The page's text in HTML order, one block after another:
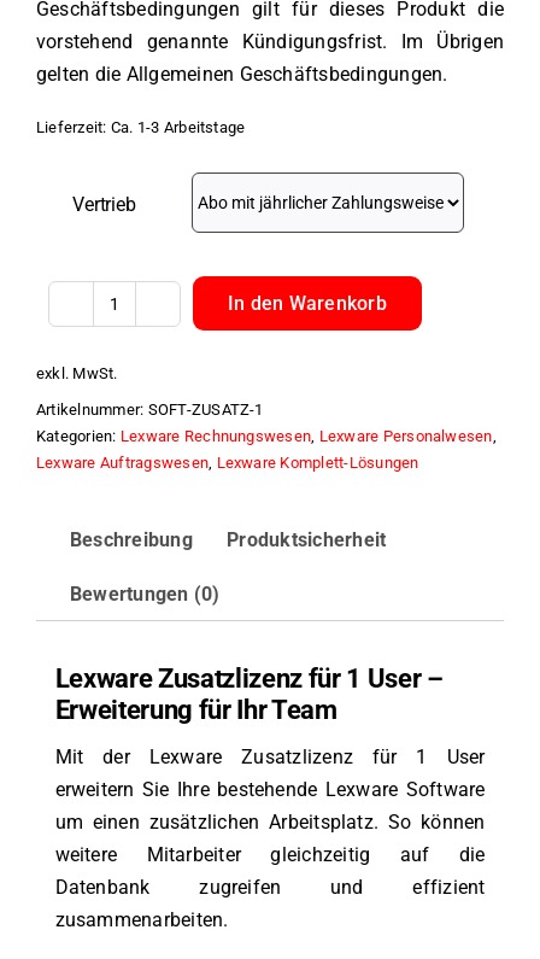
Geschäftsbedingungen gilt für dieses Produkt die
vorstehend genannte Kündigungsfrist. Im Übrigen
gelten die Allgemeinen Geschäftsbedingungen.
Lieferzeit: Ca. 1-3 Arbeitstage
Vertrieb
Lexware
für
1
User
In den Warenkorb
exkl. MwSt.
Artikelnummer: SOFT-ZUSATZ-1
Kategorien: Lexware Rechnungswesen Lexware Personalwesen
Lexware Auftragswesen Lexware Komplett-Lösungen
Beschreibung Produktsicherheit
Bewertungen (0)
Lexware Zusatzlizenz für 1 User –
Erweiterung für Ihr Team
Mit der Lexware Zusatzlizenz für 1 User
erweitern Sie Ihre bestehende Lexware Software
um einen zusätzlichen Arbeitsplatz. So können
weitere Mitarbeiter gleichzeitig auf die
Datenbank zugreifen und effizient
zusammenarbeiten.